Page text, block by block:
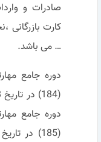
کارت بازرگانی
… می باشد.
دوره جامع
دوره جامع